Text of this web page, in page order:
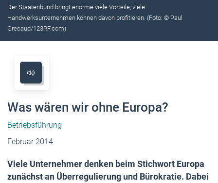
Der Staatenbund bringt enorme viele Vorteile, viele
Handwerksunternehmen können davon profitieren. (Foto: © Paul
Grecaud/123RF.com)
Was wären wir ohne Europa?
Betriebsführung
Februar 2014
Viele Unternehmer denken beim Stichwort Europa
zunächst an Überregulierung und Bürokratie. Dabei